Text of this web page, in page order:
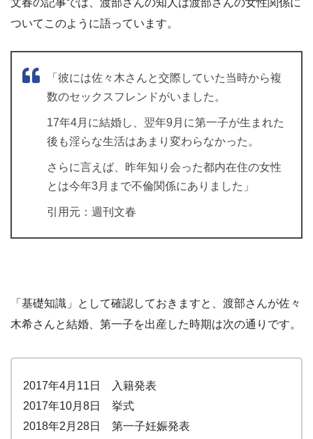
ついてこのように語っています。
「彼には佐々木さんと交際していた当時から複
数のセックスフレンドがいました。
17年4月に結婚し、翌年9月に第一子が生まれた
後も淫らな生活はあまり変わらなかった。
さらに言えば、昨年知り会った都内在住の女性
とは今年3月まで不倫関係にありました」
引用元：週刊文春
「基礎知識」として確認しておきますと、渡部さんが佐々
木希さんと結婚、第一子を出産した時期は次の通りです。
2017年4月11日 入籍発表
2017年10月8日 挙式
2018年2月28日 第一子妊娠発表